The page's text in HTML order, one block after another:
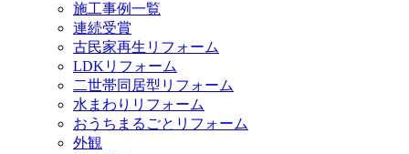
施工事例一覧
連続受賞
古民家再生リフォーム
LDKリフォーム
二世帯同居型リフォーム
水まわりリフォーム
おうちまるごとリフォーム
外観